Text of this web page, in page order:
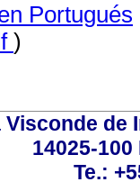
Portugués
)
Visconde de
14025-
Te.: